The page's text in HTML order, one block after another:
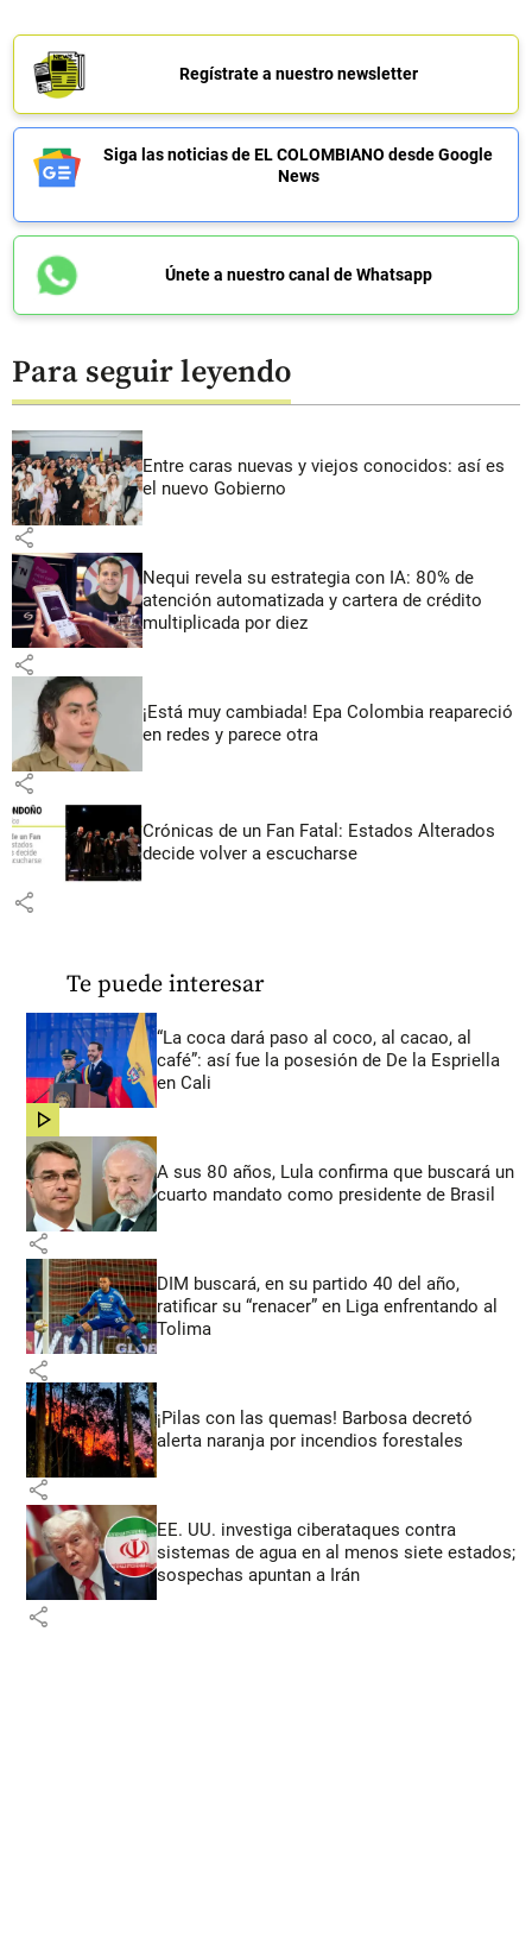
Regístrate a nuestro newsletter
Siga las noticias de EL COLOMBIANO desde Google
News
Únete a nuestro canal de Whatsapp
Para seguir leyendo
Entre caras nuevas y viejos conocidos: así es
el nuevo Gobierno
share
Nequi revela su estrategia con IA: 80% de
atención automatizada y cartera de crédito
multiplicada por diez
share
¡Está muy cambiada! Epa Colombia reapareció
en redes y parece otra
share
Crónicas de un Fan Fatal: Estados Alterados
decide volver a escucharse
share
Te puede interesar
“La coca dará paso al coco, al cacao, al
café”: así fue la posesión de De la Espriella
en Cali
share
A sus 80 años, Lula confirma que buscará un
cuarto mandato como presidente de Brasil
share
DIM buscará, en su partido 40 del año,
ratificar su “renacer” en Liga enfrentando al
Tolima
share
¡Pilas con las quemas! Barbosa decretó
alerta naranja por incendios forestales
share
EE. UU. investiga ciberataques contra
sistemas de agua en al menos siete estados;
sospechas apuntan a Irán
share